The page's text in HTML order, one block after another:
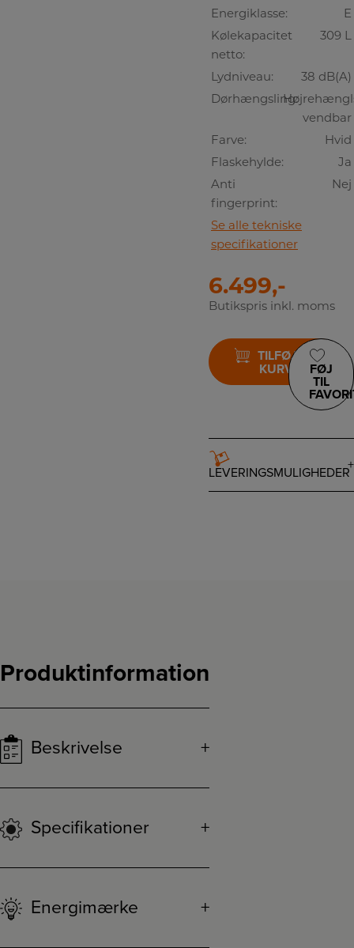
Energiklasse:
E
Kølekapacitet
netto:
309 L
Lydniveau:
38 dB(A)
Dørhængsling:
vendbar
Farve:
Hvid
Flaskehylde:
Ja
Anti
fingerprint:
Nej
Se alle tekniske
specifikationer
6.499,-
Butikspris inkl. moms
TILFØJ TIL
KURV
FØJ
TIL
LEVERINGSMULIGHEDER
Produktinformation
Beskrivelse
Specifikationer
Energimærke